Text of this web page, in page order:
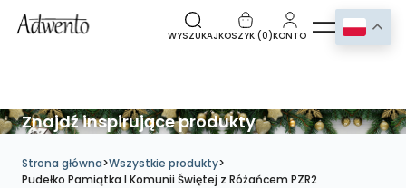
WYSZUKAJKOSZYK (0)KONTO
Znajdź inspirujące produkty
Strona główna>Wszystkie produkty>
Pudełko Pamiątka I Komunii Świętej z Różańcem PZR2